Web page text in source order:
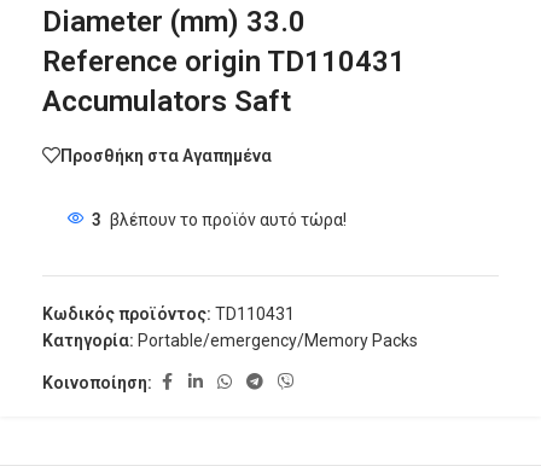
Diameter (mm) 33.0
Reference origin TD110431
Accumulators Saft
Προσθήκη στα Αγαπημένα
3 βλέπουν το προϊόν αυτό τώρα!
Κωδικός προϊόντος: TD110431
Κατηγορία: Portable/emergency/Memory Packs
Κοινοποίηση: